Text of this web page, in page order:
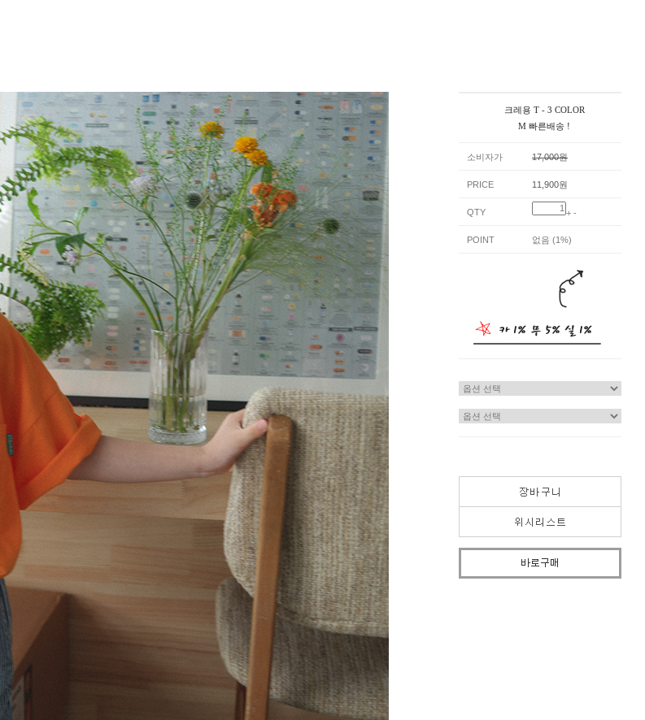
크레용 T - 3 COLOR
M 빠른배송 !
소비자가 17,000원
PRICE 11,900원
QTY + -
POINT 없음 (1%)